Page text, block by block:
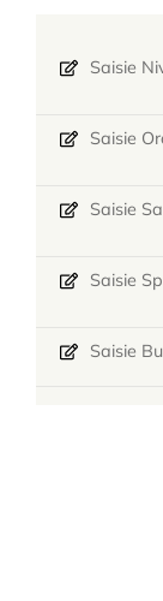
Saisie
Saisie
Saisie
Saisie
Saisie